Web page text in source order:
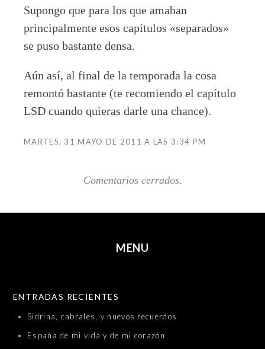
Supongo que para los que amaban
principalmente esos capítulos «separados»
se puso bastante densa.
Aún así, al final de la temporada la cosa
remontó bastante (te recomiendo el capítulo
LSD cuando quieras darle una chance).
MARTES, 31 MAYO DE 2011 A LAS 3:34 PM
Comentarios cerrados.
MENU
ENTRADAS RECIENTES
Sidrina, cabrales, y nuevos recuerdos
España de mi vida y de mi corazón